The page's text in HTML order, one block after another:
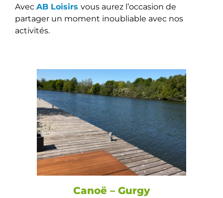
Avec AB Loisirs vous aurez l’occasion de
partager un moment inoubliable avec nos
activités.
Canoë – Gurgy